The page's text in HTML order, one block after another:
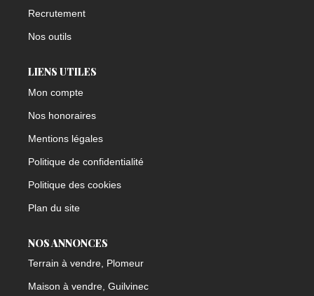
Recrutement
Nos outils
LIENS UTILES
Mon compte
Nos honoraires
Mentions légales
Politique de confidentialité
Politique des cookies
Plan du site
NOS ANNONCES
Terrain à vendre, Plomeur
Maison à vendre, Guilvinec